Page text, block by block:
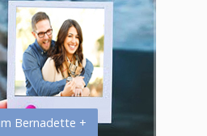
Bernadette +